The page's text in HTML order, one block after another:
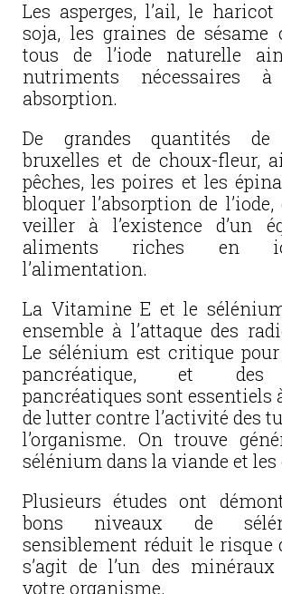
Les asperges, l’ail, le
soja, les graines de sésame
tous de l’iode naturelle
nutriments nécessaires
absorption.
De grandes quantités
bruxelles et de choux-fleur,
pêches, les poires et les
bloquer l’absorption de
veiller à l’existence d’un
aliments riches en
l’alimentation.
La Vitamine E et le
ensemble à l’attaque des
Le sélénium est critique
pancréatique, et des
pancréatiques sont essentiels
de lutter contre l’activité des
l’organisme. On trouve
sélénium dans la viande et les
Plusieurs études ont
bons niveaux de
sensiblement réduit le risque
s’agit de l’un des
votre organisme.